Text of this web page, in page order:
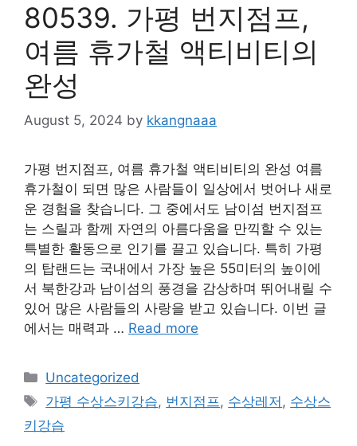
80539. 가평 번지점프,
여름 휴가철 액티비티의
완성
August 5, 2024 by kkangnaaa
가평 번지점프, 여름 휴가철 액티비티의 완성 여름
휴가철이 되면 많은 사람들이 일상에서 벗어나 새로
운 경험을 찾습니다. 그 중에서도 남이섬 번지점프
는 스릴과 함께 자연의 아름다움을 만끽할 수 있는
특별한 활동으로 인기를 끌고 있습니다. 특히 가평
의 탑랜드는 국내에서 가장 높은 55미터의 높이에
서 북한강과 남이섬의 풍경을 감상하며 뛰어내릴 수
있어 많은 사람들의 사랑을 받고 있습니다. 이번 글
에서는 매력과 … Read more
Categories
Uncategorized
Tags
가평 수상스키강습, 번지점프 , 수상레저 , 수상스
키강습